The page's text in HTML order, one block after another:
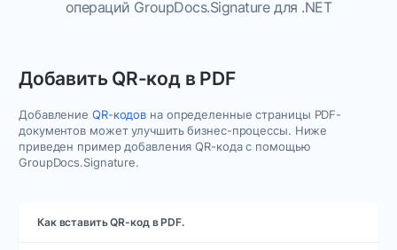
операций GroupDocs.Signature для .NET
Добавить QR-код в PDF
Добавление QR-кодов на определенные страницы PDF-
документов может улучшить бизнес-процессы. Ниже
приведен пример добавления QR-кода с помощью
GroupDocs.Signature.
Как вставить QR-код в PDF.